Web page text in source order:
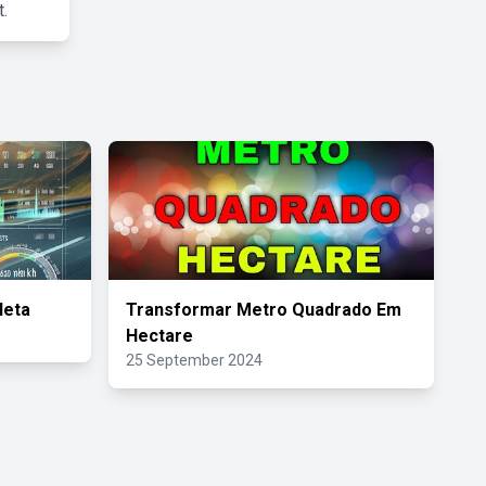
Transformar Metro Quadrado Em
Hectare
25 September 2024